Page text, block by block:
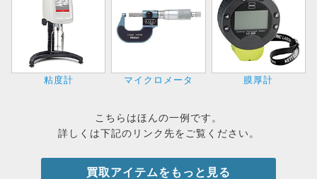
粘度計 マイクロメータ 膜厚計
こちらはほんの一例です。
詳しくは下記のリンク先をご覧ください。
買取アイテムをもっと見る